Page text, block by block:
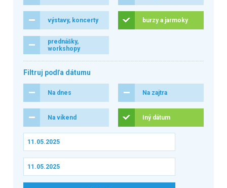
výstavy, koncerty burzy a jarmoky
prednášky,
workshopy
Filtruj podľa dátumu
Na dnes Na zajtra
Na víkend Iný dátum